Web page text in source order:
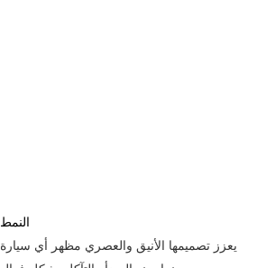
النمط
يعزز تصميمها الأنيق والعصري مظهر أي سيارة